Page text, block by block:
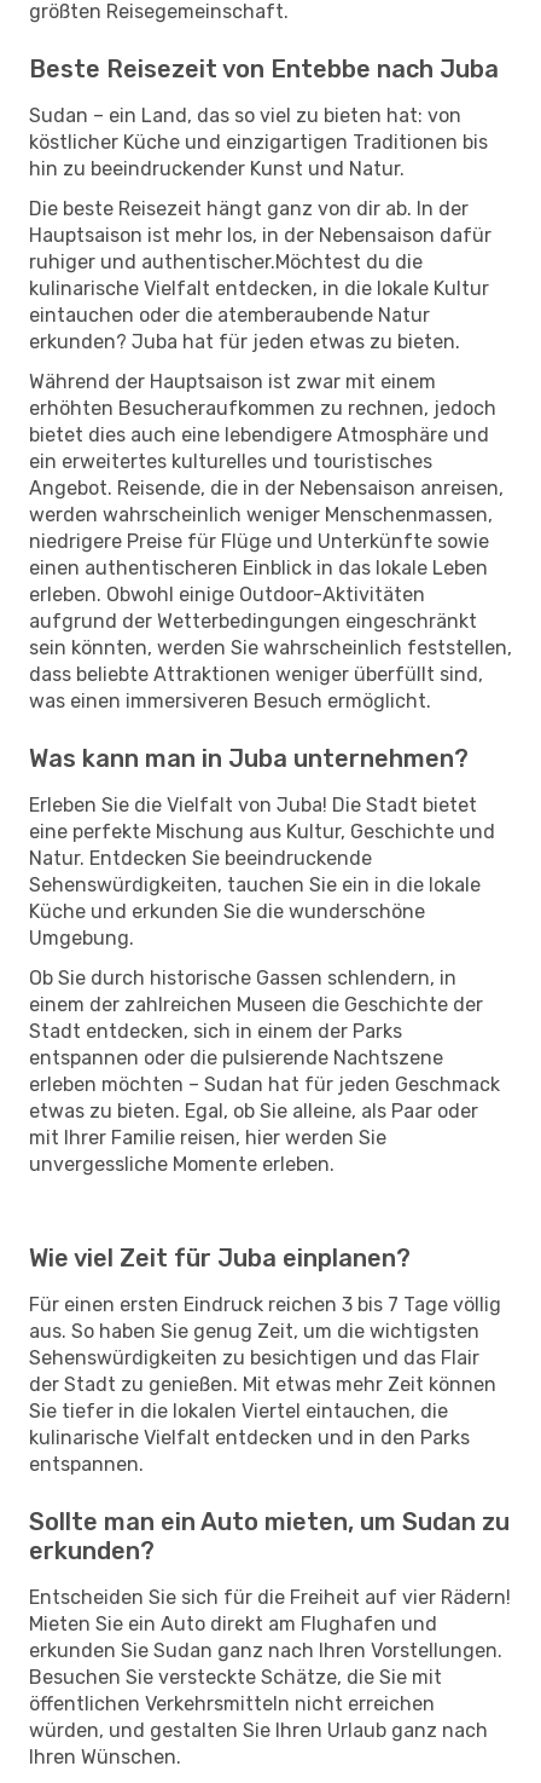
größten Reisegemeinschaft.
Beste Reisezeit von Entebbe nach Juba
Sudan – ein Land, das so viel zu bieten hat: von
köstlicher Küche und einzigartigen Traditionen bis
hin zu beeindruckender Kunst und Natur.
Die beste Reisezeit hängt ganz von dir ab. In der
Hauptsaison ist mehr los, in der Nebensaison dafür
ruhiger und authentischer.Möchtest du die
kulinarische Vielfalt entdecken, in die lokale Kultur
eintauchen oder die atemberaubende Natur
erkunden? Juba hat für jeden etwas zu bieten.
Während der Hauptsaison ist zwar mit einem
erhöhten Besucheraufkommen zu rechnen, jedoch
bietet dies auch eine lebendigere Atmosphäre und
ein erweitertes kulturelles und touristisches
Angebot. Reisende, die in der Nebensaison anreisen,
werden wahrscheinlich weniger Menschenmassen,
niedrigere Preise für Flüge und Unterkünfte sowie
einen authentischeren Einblick in das lokale Leben
erleben. Obwohl einige Outdoor-Aktivitäten
aufgrund der Wetterbedingungen eingeschränkt
sein könnten, werden Sie wahrscheinlich feststellen,
dass beliebte Attraktionen weniger überfüllt sind,
was einen immersiveren Besuch ermöglicht.
Was kann man in Juba unternehmen?
Erleben Sie die Vielfalt von Juba! Die Stadt bietet
eine perfekte Mischung aus Kultur, Geschichte und
Natur. Entdecken Sie beeindruckende
Sehenswürdigkeiten, tauchen Sie ein in die lokale
Küche und erkunden Sie die wunderschöne
Umgebung.
Ob Sie durch historische Gassen schlendern, in
einem der zahlreichen Museen die Geschichte der
Stadt entdecken, sich in einem der Parks
entspannen oder die pulsierende Nachtszene
erleben möchten – Sudan hat für jeden Geschmack
etwas zu bieten. Egal, ob Sie alleine, als Paar oder
mit Ihrer Familie reisen, hier werden Sie
unvergessliche Momente erleben.
Wie viel Zeit für Juba einplanen?
Für einen ersten Eindruck reichen 3 bis 7 Tage völlig
aus. So haben Sie genug Zeit, um die wichtigsten
Sehenswürdigkeiten zu besichtigen und das Flair
der Stadt zu genießen. Mit etwas mehr Zeit können
Sie tiefer in die lokalen Viertel eintauchen, die
kulinarische Vielfalt entdecken und in den Parks
entspannen.
Sollte man ein Auto mieten, um Sudan zu
erkunden?
Entscheiden Sie sich für die Freiheit auf vier Rädern!
Mieten Sie ein Auto direkt am Flughafen und
erkunden Sie Sudan ganz nach Ihren Vorstellungen.
Besuchen Sie versteckte Schätze, die Sie mit
öffentlichen Verkehrsmitteln nicht erreichen
würden, und gestalten Sie Ihren Urlaub ganz nach
Ihren Wünschen.